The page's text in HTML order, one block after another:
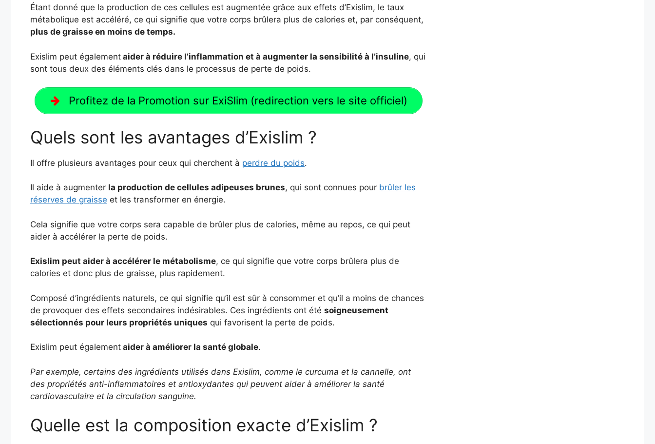
Étant donné que la production de ces cellules est augmentée grâce aux effets d’Exislim, le taux
métabolique est accéléré, ce qui signifie que votre corps brûlera plus de calories et, par conséquent,
plus de graisse en moins de temps.
Exislim peut également aider à réduire l’inflammation et à augmenter la sensibilité à l’insuline, qui
sont tous deux des éléments clés dans le processus de perte de poids.
Profitez de la Promotion sur ExiSlim (redirection vers le site officiel)
Quels sont les avantages d’Exislim ?
Il offre plusieurs avantages pour ceux qui cherchent à perdre du poids.
Il aide à augmenter la production de cellules adipeuses brunes, qui sont connues pour brûler les
réserves de graisse et les transformer en énergie.
Cela signifie que votre corps sera capable de brûler plus de calories, même au repos, ce qui peut
aider à accélérer la perte de poids.
Exislim peut aider à accélérer le métabolisme, ce qui signifie que votre corps brûlera plus de
calories et donc plus de graisse, plus rapidement.
Composé d’ingrédients naturels, ce qui signifie qu’il est sûr à consommer et qu’il a moins de chances
de provoquer des effets secondaires indésirables. Ces ingrédients ont été soigneusement
sélectionnés pour leurs propriétés uniques qui favorisent la perte de poids.
Exislim peut également aider à améliorer la santé globale.
Par exemple, certains des ingrédients utilisés dans Exislim, comme le curcuma et la cannelle, ont
des propriétés anti-inflammatoires et antioxydantes qui peuvent aider à améliorer la santé
cardiovasculaire et la circulation sanguine.
Quelle est la composition exacte d’Exislim ?